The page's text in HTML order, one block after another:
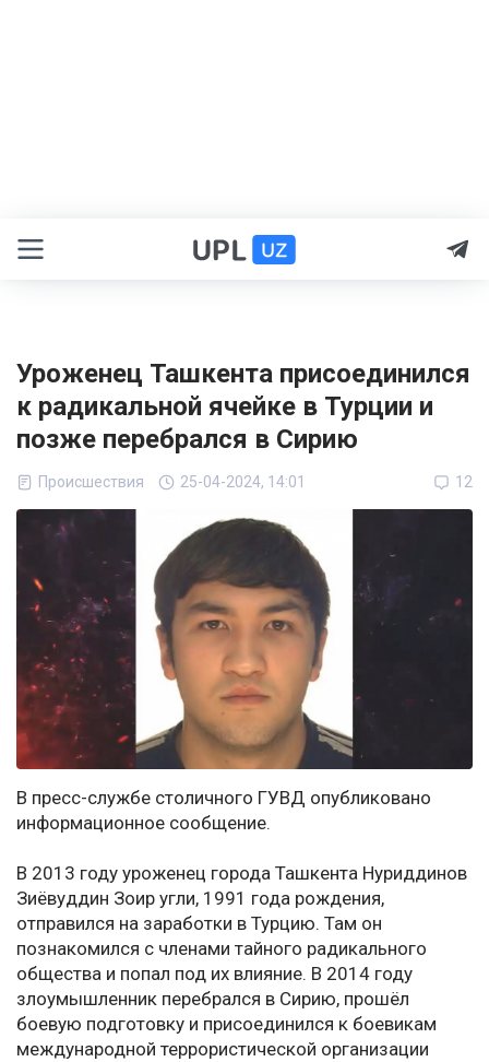
Уроженец Ташкента присоединился
к радикальной ячейке в Турции и
позже перебрался в Сирию
Происшествия 25-04-2024, 14:01 12
В пресс-службе столичного ГУВД опубликовано
информационное сообщение.
В 2013 году уроженец города Ташкента Нуриддинов
Зиёвуддин Зоир угли, 1991 года рождения,
отправился на заработки в Турцию. Там он
познакомился с членами тайного радикального
общества и попал под их влияние. В 2014 году
злоумышленник перебрался в Сирию, прошёл
боевую подготовку и присоединился к боевикам
международной террористической организации